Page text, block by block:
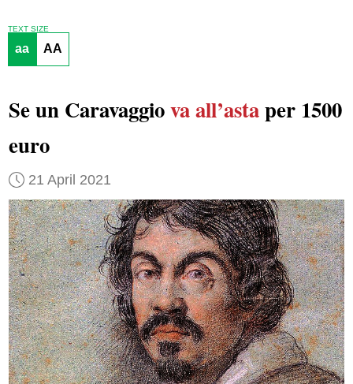
TEXT SIZE
aa AA
Se un Caravaggiova all’astaper 1500
euro
21 April 2021